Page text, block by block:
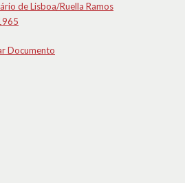
de Lisboa/Ruella Ramos
Documento